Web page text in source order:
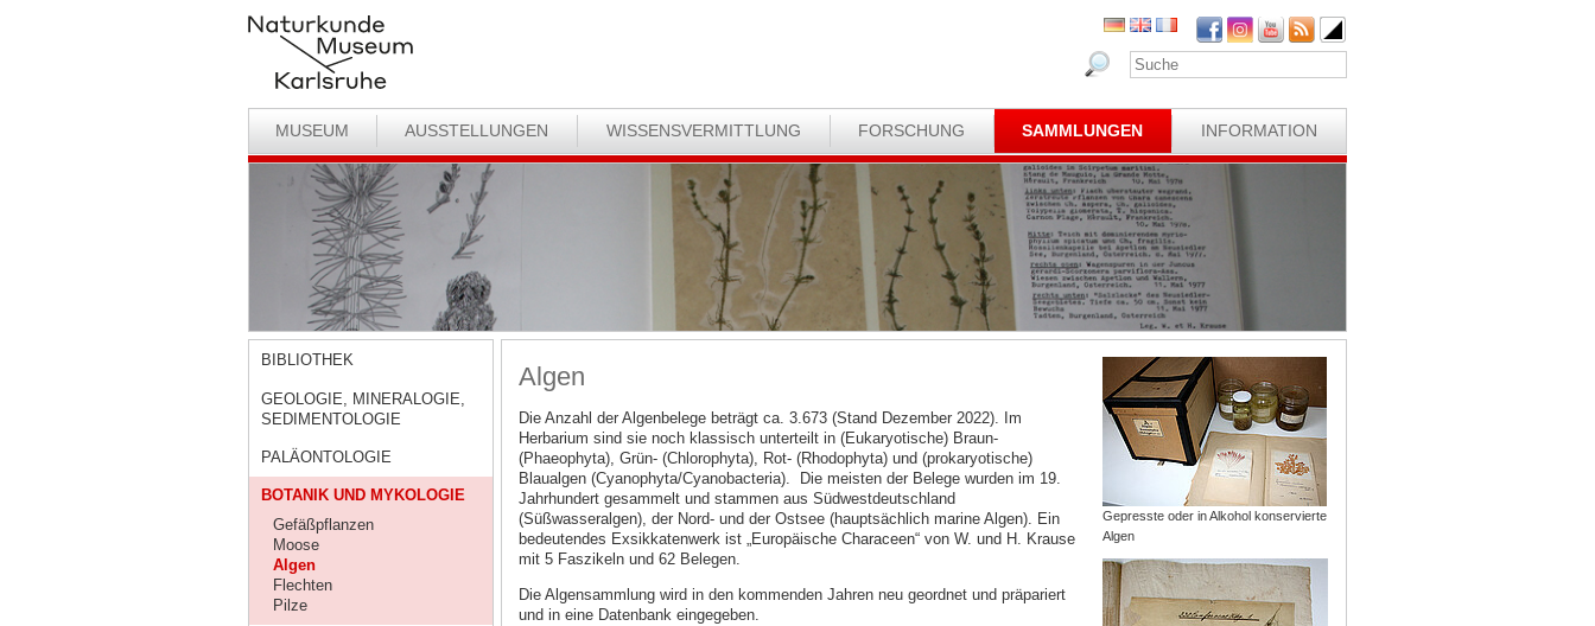
MUSEUM AUSSTELLUNGEN WISSENSVERMITTLUNG FORSCHUNG SAMMLUNGEN INFORMATION
BIBLIOTHEK
GEOLOGIE, MINERALOGIE,
SEDIMENTOLOGIE
PALÄONTOLOGIE
BOTANIK UND MYKOLOGIE
Gefäßpflanzen
Moose
Algen
Flechten
Pilze
Algen
Die Anzahl der Algenbelege beträgt ca. 3.673 (Stand Dezember 2022). Im
Herbarium sind sie noch klassisch unterteilt in (Eukaryotische) Braun-
(Phaeophyta), Grün- (Chlorophyta), Rot- (Rhodophyta) und (prokaryotische)
Blaualgen (Cyanophyta/Cyanobacteria). Die meisten der Belege wurden im 19.
Jahrhundert gesammelt und stammen aus Südwestdeutschland
(Süßwasseralgen), der Nord- und der Ostsee (hauptsächlich marine Algen). Ein
bedeutendes Exsikkatenwerk ist „Europäische Characeen“ von W. und H. Krause
mit 5 Faszikeln und 62 Belegen.
Die Algensammlung wird in den kommenden Jahren neu geordnet und präpariert
und in eine Datenbank eingegeben.
Gepresste oder in Alkohol konservierte
Algen